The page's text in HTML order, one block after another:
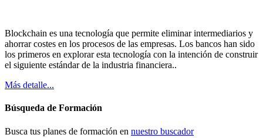
Blockchain es una tecnología que permite eliminar intermediarios y
ahorrar costes en los procesos de las empresas. Los bancos han sido
los primeros en explorar esta tecnología con la intención de construir
el siguiente estándar de la industria financiera..
Más detalle...
Búsqueda de Formación
Busca tus planes de formación en nuestro buscador